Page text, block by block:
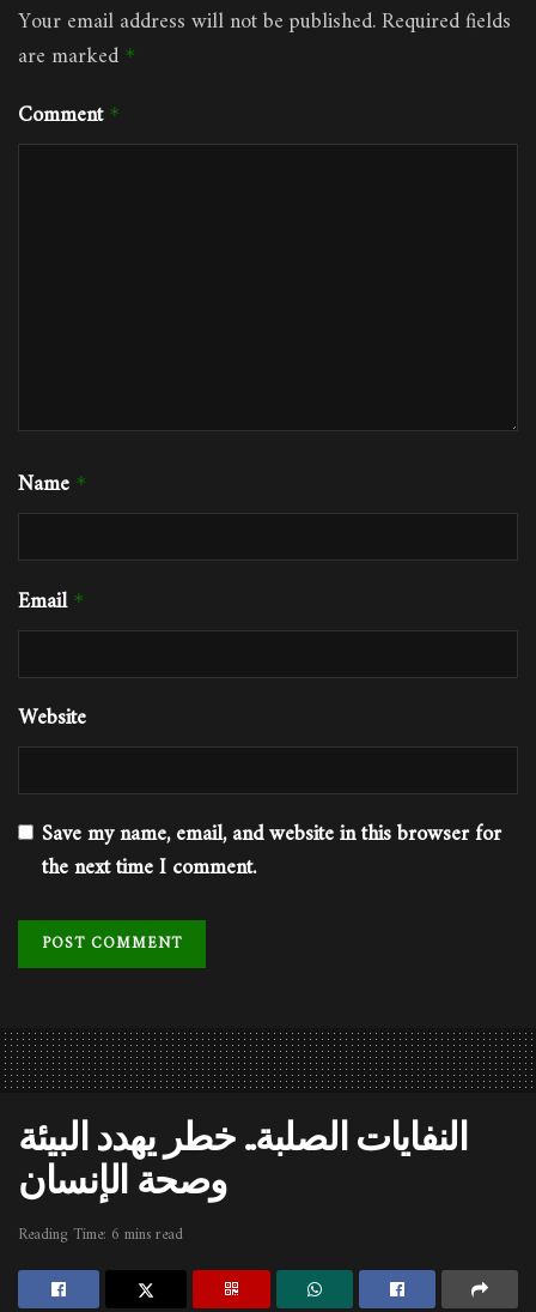
Your email address will not be published.Required fields
are marked *
Comment *
Name *
Email *
Website
Save my name, email, and website in this browser for
the next time I comment.
النفايات الصلبة.. خطر يهدد البيئة
وصحة الإنسان
Reading Time: 6 mins read